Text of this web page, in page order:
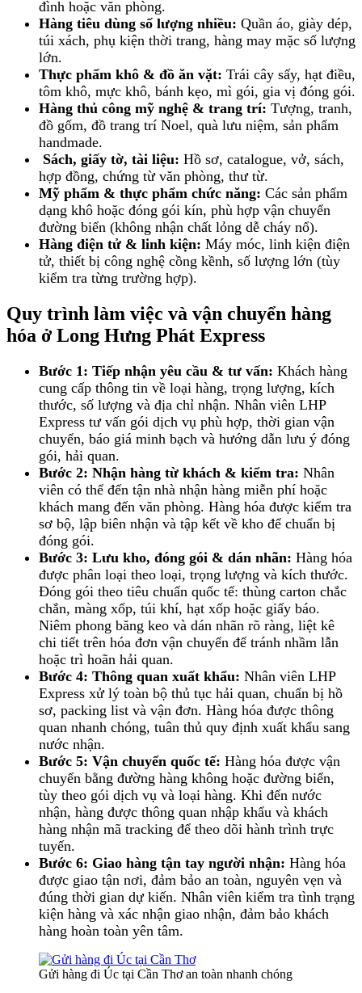
đình hoặc văn phòng.
Hàng tiêu dùng số lượng nhiều: Quần áo, giày dép,
túi xách, phụ kiện thời trang, hàng may mặc số lượng
lớn.
Thực phẩm khô & đồ ăn vặt: Trái cây sấy, hạt điều,
tôm khô, mực khô, bánh kẹo, mì gói, gia vị đóng gói.
Hàng thủ công mỹ nghệ & trang trí: Tượng, tranh,
đồ gốm, đồ trang trí Noel, quà lưu niệm, sản phẩm
handmade.
Sách, giấy tờ, tài liệu: Hồ sơ, catalogue, vở, sách,
hợp đồng, chứng từ văn phòng, thư từ.
Mỹ phẩm & thực phẩm chức năng: Các sản phẩm
dạng khô hoặc đóng gói kín, phù hợp vận chuyển
đường biển (không nhận chất lỏng dễ cháy nổ).
Hàng điện tử & linh kiện: Máy móc, linh kiện điện
tử, thiết bị công nghệ cồng kềnh, số lượng lớn (tùy
kiểm tra từng trường hợp).
Quy trình làm việc và vận chuyển hàng
hóa ở Long Hưng Phát Express
Bước 1: Tiếp nhận yêu cầu & tư vấn: Khách hàng
cung cấp thông tin về loại hàng, trọng lượng, kích
thước, số lượng và địa chỉ nhận. Nhân viên LHP
Express tư vấn gói dịch vụ phù hợp, thời gian vận
chuyển, báo giá minh bạch và hướng dẫn lưu ý đóng
gói, hải quan.
Bước 2: Nhận hàng từ khách & kiểm tra: Nhân
viên có thể đến tận nhà nhận hàng miễn phí hoặc
khách mang đến văn phòng. Hàng hóa được kiểm tra
sơ bộ, lập biên nhận và tập kết về kho để chuẩn bị
đóng gói.
Bước 3: Lưu kho, đóng gói & dán nhãn: Hàng hóa
được phân loại theo loại, trọng lượng và kích thước.
Đóng gói theo tiêu chuẩn quốc tế: thùng carton chắc
chắn, màng xốp, túi khí, hạt xốp hoặc giấy báo.
Niêm phong băng keo và dán nhãn rõ ràng, liệt kê
chi tiết trên hóa đơn vận chuyển để tránh nhầm lẫn
hoặc trì hoãn hải quan.
Bước 4: Thông quan xuất khẩu: Nhân viên LHP
Express xử lý toàn bộ thủ tục hải quan, chuẩn bị hồ
sơ, packing list và vận đơn. Hàng hóa được thông
quan nhanh chóng, tuân thủ quy định xuất khẩu sang
nước nhận.
Bước 5: Vận chuyển quốc tế: Hàng hóa được vận
chuyển bằng đường hàng không hoặc đường biển,
tùy theo gói dịch vụ và loại hàng. Khi đến nước
nhận, hàng được thông quan nhập khẩu và khách
hàng nhận mã tracking để theo dõi hành trình trực
tuyến.
Bước 6: Giao hàng tận tay người nhận: Hàng hóa
được giao tận nơi, đảm bảo an toàn, nguyên vẹn và
đúng thời gian dự kiến. Nhân viên kiểm tra tình trạng
kiện hàng và xác nhận giao nhận, đảm bảo khách
hàng hoàn toàn yên tâm.
Gửi hàng đi Úc tại Cần Thơ an toàn nhanh chóng